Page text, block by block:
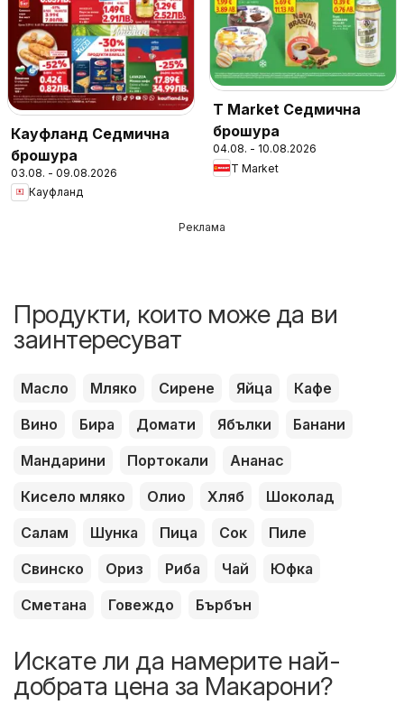
Кауфланд Седмична
брошура
03.08. - 09.08.2026
Кауфланд
T Market Седмична
брошура
04.08. - 10.08.2026
T Market
Реклама
Продукти, които може да ви
заинтересуват
Масло Мляко Сирене Яйца
Кафе
Вино
Бира Домати Ябълки
Банани
Мандарини
Портокали
Ананас
Кисело мляко
Олио Хляб
Шоколад
Салам
Шунка Пица Сок
Пиле
Свинско
Ориз Риба Чай
Юфка
Сметана
Говеждо Бърбън
Искате ли да намерите най-
добрата цена за Макарони?